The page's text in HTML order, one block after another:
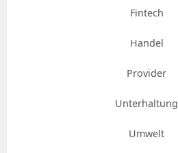
Fintech
Handel
Provider
Unterhaltung
Umwelt